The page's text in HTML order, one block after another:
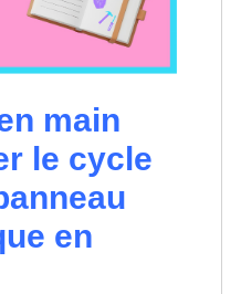
main
le cycle
en